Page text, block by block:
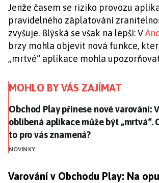
Jenže časem se riziko provozu
pravidelného záplatování
zvyšuje. Blýská se však na lepší: V
brzy mohla objevit nová funkce,
„mrtvé“ aplikace mohla
MOHLO BY VÁS ZAJÍMAT
Obchod Play přinese nové
Obchod Play přinese nové varování:
oblíbená aplikace může být „mrtvá“.
to pro vás znamená?
NOVINKY
Varování v Obchodu Play: Na